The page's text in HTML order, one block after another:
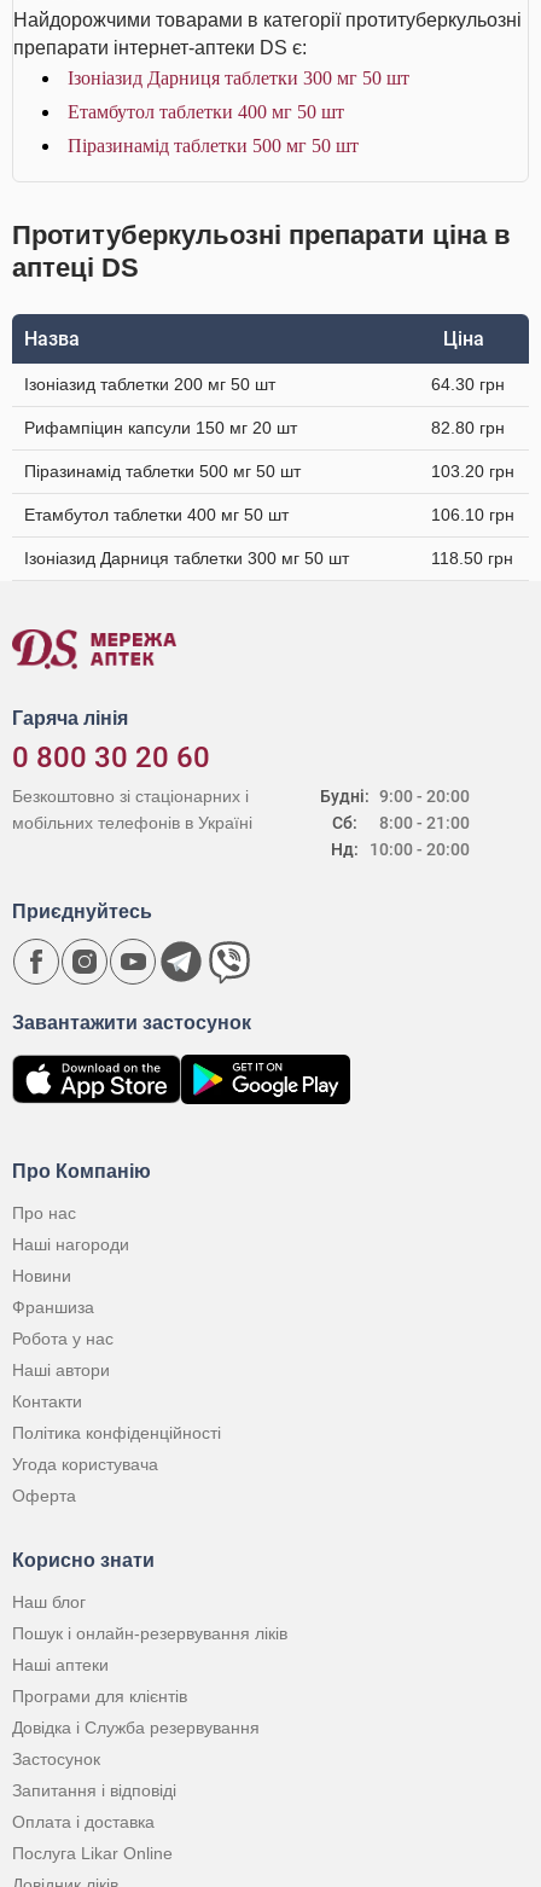
Найдорожчими товарами в категорії протитуберкульозні
препарати інтернет-аптеки DS є:
Ізоніазид Дарниця таблетки 300 мг 50 шт
Етамбутол таблетки 400 мг 50 шт
Піразинамід таблетки 500 мг 50 шт
Протитуберкульозні препарати ціна в
аптеці DS
Назва Ціна
Ізоніазид таблетки 200 мг 50 шт 64.30 грн
Рифампіцин капсули 150 мг 20 шт 82.80 грн
Піразинамід таблетки 500 мг 50 шт 103.20 грн
Етамбутол таблетки 400 мг 50 шт 106.10 грн
Ізоніазид Дарниця таблетки 300 мг 50 шт 118.50 грн
Гаряча лінія
0 800 30 20 60
Будні:
Сб:
Нд:
9:00 - 20:00
8:00 - 21:00
10:00 - 20:00
Безкоштовно зі стаціонарних і
мобільних телефонів в Україні
Про Компанію
Про нас
Наші нагороди
Новини
Франшиза
Робота у нас
Наші автори
Контакти
Політика конфіденційності
Угода користувача
Оферта
Корисно знати
Наш блог
Пошук і онлайн-резервування ліків
Наші аптеки
Програми для клієнтів
Довідка і Служба резервування
Застосунок
Запитання і відповіді
Оплата і доставка
Послуга Likar Online
Завантажити застосунок
Приєднуйтесь